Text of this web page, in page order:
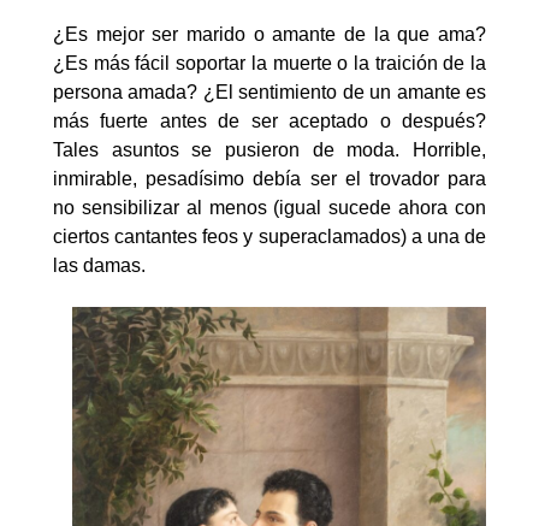
¿Es mejor ser marido o amante de la que ama?
¿Es más fácil soportar la muerte o la traición de la
persona amada? ¿El sentimiento de un amante es
más fuerte antes de ser aceptado o después?
Tales asuntos se pusieron de moda. Horrible,
inmirable, pesadísimo debía ser el trovador para
no sensibilizar al menos (igual sucede ahora con
ciertos cantantes feos y superaclamados) a una de
las damas.